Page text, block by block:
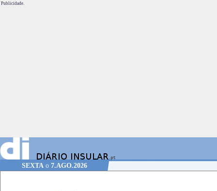
Publicidade.
SEXTA o 7.AGO.2026